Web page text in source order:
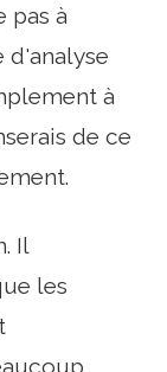
pas à
à
de ce
Il
les